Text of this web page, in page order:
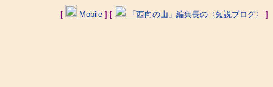
[ Mobile ] [ 「西向の山」編集長の〈短説ブログ〉 ]